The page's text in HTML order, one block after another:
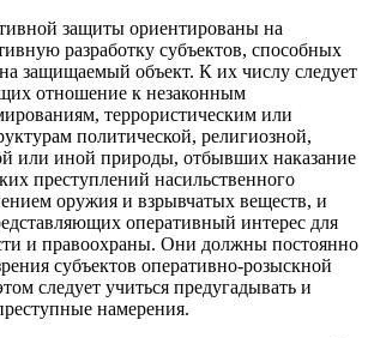
защиты ориентированы на
разработку субъектов, способных
защищаемый объект. К их числу следует
отношение к незаконным
террористическим или
политической, религиозной,
или иной природы, отбывших наказание
преступлений насильственного
оружия и взрывчатых веществ, и
оперативный интерес для
и правоохраны. Они должны постоянно
субъектов оперативно-розыскной
следует учиться предугадывать и
намерения.